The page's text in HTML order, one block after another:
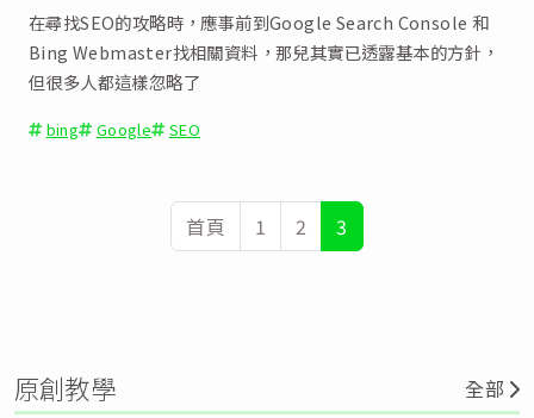
在尋找SEO的攻略時，應事前到Google Search Console 和
Bing Webmaster找相關資料，那兒其實已透露基本的方針，
但很多人都這樣忽略了
bing Google SEO
首頁 1 2 3
原創教學 全部